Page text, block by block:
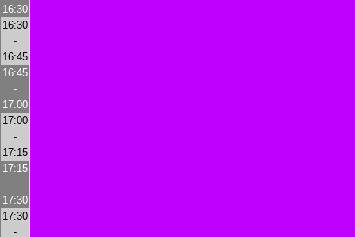
16:30
16:30
-
16:45
16:45
-
17:00
17:00
-
17:15
17:15
-
17:30
17:30
-